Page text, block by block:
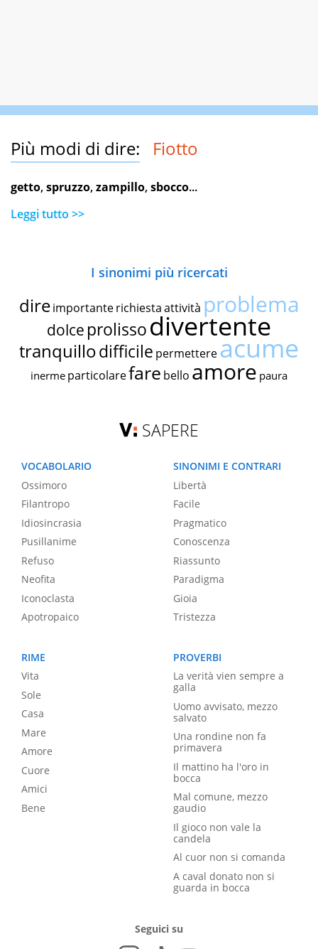
Più modi di dire: Fiotto
getto,spruzzo,zampillo,sbocco...
Leggi tutto >>
I sinonimi più ricercati
dire importante richiestaattività problema
dolce prolissodivertente
tranquillodifficile permettereacume
inerme particolarefare bello amore paura
SAPERE
VOCABOLARIO
Ossimoro
Filantropo
Idiosincrasia
Pusillanime
Refuso
Neofita
Iconoclasta
Apotropaico
SINONIMI E CONTRARI
Libertà
Facile
Pragmatico
Conoscenza
Riassunto
Paradigma
Gioia
Tristezza
RIME
Vita
Sole
Casa
Mare
Amore
Cuore
Amici
Bene
PROVERBI
La verità vien sempre a
galla
Uomo avvisato, mezzo
salvato
Una rondine non fa
primavera
Il mattino ha l'oro in
bocca
Mal comune, mezzo
gaudio
Il gioco non vale la
candela
Al cuor non si comanda
A caval donato non si
guarda in bocca
Seguici su